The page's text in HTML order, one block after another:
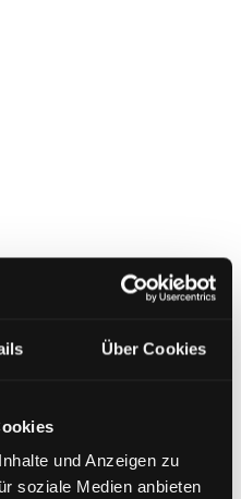
Über Cookies
und Anzeigen zu
soziale Medien anbieten
immer auf
dank
Händler inkl.